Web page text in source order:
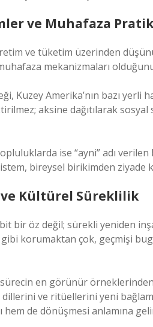
ve Muhafaza
ve tüketim üzerinden
mekanizmaları
Kuzey Amerika’nın bazı
aksine dağıtılarak
ise “ayni” adı
bireysel birikimden ziyade
Kültürel Süreklilik
bir öz değil; sürekli yeniden
korumaktan çok, geçmişi
en görünür
ve ritüellerini yeni
de dönüşmesi anlamına